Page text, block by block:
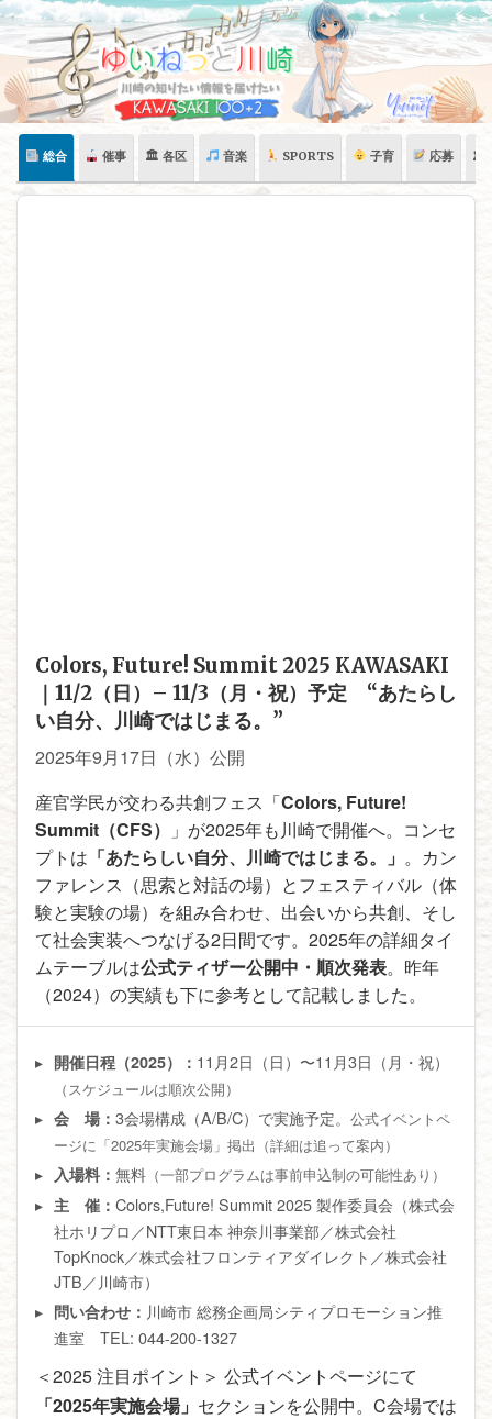
Skip
content
総合 催事 🏛 各区 音楽 SPORTS 子育 応募 🏛
Colors, Future! Summit 2025 KAWASAKI
｜11/2（日）– 11/3（月・祝）予定 “あたらし
い自分、川崎ではじまる。”
2025年9月17日（水）公開
産官学民が交わる共創フェス「Colors, Future!
Summit（CFS）
」が2025年も川崎で開催へ。コンセ
プトは 「あたらしい自分、川崎ではじまる。」 。カン
ファレンス（思索と対話の場）とフェスティバル（体
験と実験の場）を組み合わせ、出会いから共創、そし
て社会実装へつなげる2日間です。2025年の詳細タイ
ムテーブルは公式ティザー公開中・順次発表。昨年
（2024）の実績も下に参考として記載しました。
開催日程（2025）： 11月2日（日）〜11月3日（月・祝）
（スケジュールは順次公開）
会 場：3会場構成（A/B/C）で実施予定。公式イベントペ
ージに「2025年実施会場」掲出（詳細は追って案内）
入場料：無料 （一部プログラムは事前申込制の可能性あり）
主 催：Colors,Future! Summit 2025 製作委員会（株式会
社ホリプロ／NTT東日本 神奈川事業部／株式会社
TopKnock／株式会社フロンティアダイレクト／株式会社
JTB／川崎市）
問い合わせ： 川崎市 総務企画局シティプロモーション推
進室 TEL: 044-200-1327
＜2025 注目ポイント＞ 公式イベントページにて
「2025年実施会場」 セクションを公開中。C会場では